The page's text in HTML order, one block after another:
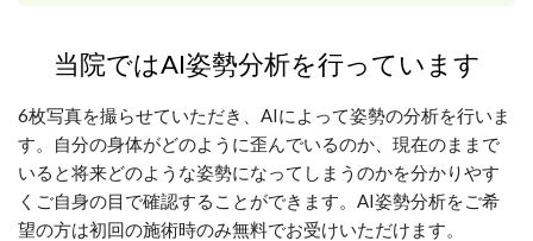
当院ではAI姿勢分析を行っています
6枚写真を撮らせていただき、AIによって姿勢の分析を行いま
す。自分の身体がどのように歪んでいるのか、現在のままで
いると将来どのような姿勢になってしまうのかを分かりやす
くご自身の目で確認することができます。AI姿勢分析をご希
望の方は初回の施術時のみ無料でお受けいただけます。